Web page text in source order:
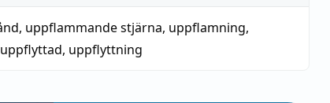
, uppflammande stjärna, uppflamning,
uppflyttad, uppflyttning